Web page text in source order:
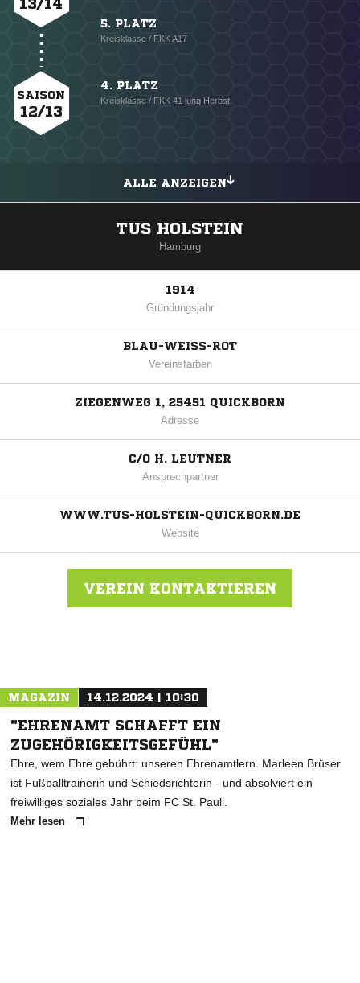
13/14
5. PLATZ
Kreisklasse / FKK A17
SAISON
12/13
4. PLATZ
Kreisklasse / FKK 41 jung Herbst
ALLE ANZEIGEN
TUS HOLSTEIN
Hamburg
1914
Gründungsjahr
BLAU-WEISS-ROT
Vereinsfarben
ZIEGENWEG 1, 25451 QUICKBORN
Adresse
C/O H. LEUTNER
Ansprechpartner
WWW.TUS-HOLSTEIN-QUICKBORN.DE
Website
VEREIN KONTAKTIEREN
MAGAZIN 14.12.2024 | 10:30
"EHRENAMT SCHAFFT EIN
ZUGEHÖRIGKEITSGEFÜHL"
Ehre, wem Ehre gebührt: unseren Ehrenamtlern. Marleen Brüser
ist Fußballtrainerin und Schiedsrichterin - und absolviert ein
freiwilliges soziales Jahr beim FC St. Pauli.
Mehr lesen